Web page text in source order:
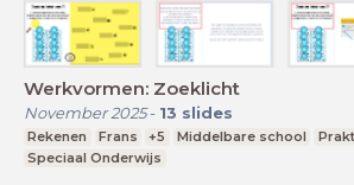
Werkvormen: Zoeklicht
November 2025- 13 slides
Rekenen Frans +5 Middelbare school
Speciaal Onderwijs